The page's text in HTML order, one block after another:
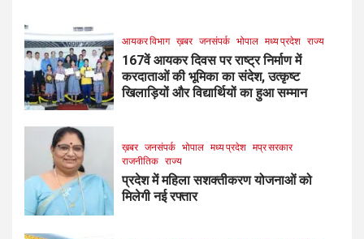
आयकर विभाग ख़बर जनसंपर्क भोपाल मध्य प्रदेश राज्य
167वें आयकर दिवस पर राष्ट्र निर्माण में
करदाताओं की भूमिका का संदेश, उत्कृष्ट
खिलाड़ियों और विद्यार्थियों का हुआ सम्मान
ख़बर जनसंपर्क भोपाल मध्य प्रदेश मप्र सरकार
राजनीतिक राज्य
प्रदेश में महिला सशक्तीकरण योजनाओं को
मिलेगी नई रफ्तार